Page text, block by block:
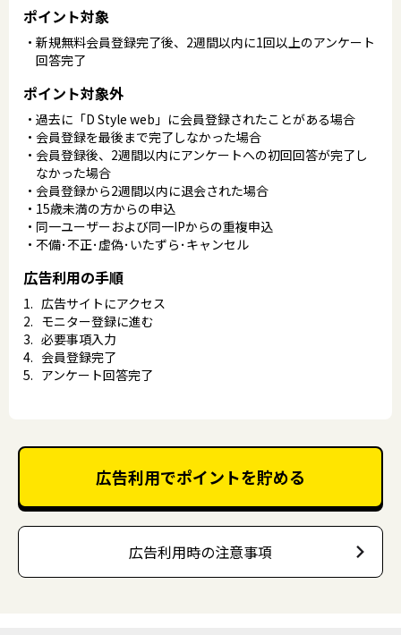
ポイント対象
新規無料会員登録完了後、2週間以内に1回以上のアンケート
回答完了
ポイント対象外
過去に「D Style web」に会員登録されたことがある場合
会員登録を最後まで完了しなかった場合
会員登録後、2週間以内にアンケートへの初回回答が完了し
なかった場合
会員登録から2週間以内に退会された場合
15歳未満の方からの申込
同一ユーザーおよび同一IPからの重複申込
不備･不正･虚偽･いたずら･キャンセル
広告利用の手順
広告サイトにアクセス
モニター登録に進む
必要事項入力
会員登録完了
アンケート回答完了
広告利用でポイントを貯める
広告利用時の注意事項